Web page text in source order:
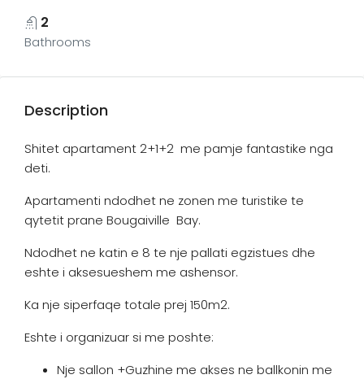
2
Bathrooms
Description
Shitet apartament 2+1+2 me pamje fantastike nga
deti.
Apartamenti ndodhet ne zonen me turistike te
qytetit prane Bougaiville Bay.
Ndodhet ne katin e 8 te nje pallati egzistues dhe
eshte i aksesueshem me ashensor.
Ka nje siperfaqe totale prej 150m2.
Eshte i organizuar si me poshte:
Nje sallon +Guzhine me akses ne ballkonin me